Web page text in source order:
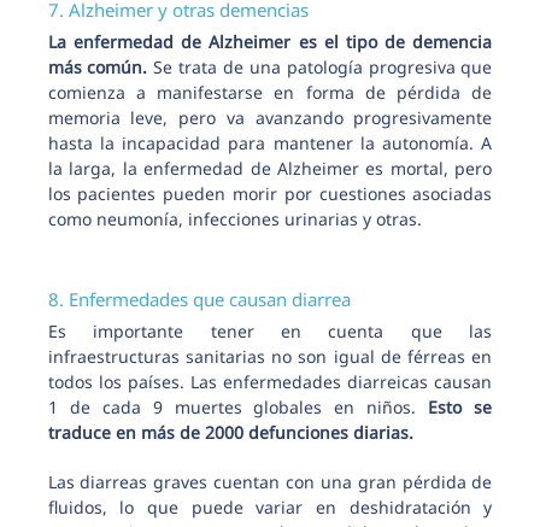
7. Alzheimer y otras demencias
La enfermedad de Alzheimer es el tipo de demencia
más común. Se trata de una patología progresiva que
comienza a manifestarse en forma de pérdida de
memoria leve, pero va avanzando progresivamente
hasta la incapacidad para mantener la autonomía. A
la larga, la enfermedad de Alzheimer es mortal, pero
los pacientes pueden morir por cuestiones asociadas
como neumonía, infecciones urinarias y otras.
8. Enfermedades que causan diarrea
Es importante tener en cuenta que las
infraestructuras sanitarias no son igual de férreas en
todos los países. Las enfermedades diarreicas causan
1 de cada 9 muertes globales en niños. Esto se
traduce en más de 2000 defunciones diarias.
Las diarreas graves cuentan con una gran pérdida de
fluidos, lo que puede variar en deshidratación y